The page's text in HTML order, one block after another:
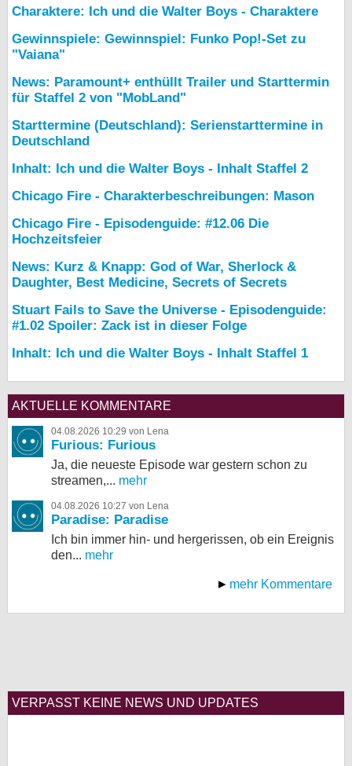
Charaktere: Ich und die Walter Boys - Charaktere
Gewinnspiele: Gewinnspiel: Funko Pop!-Set zu
"Vaiana"
News: Paramount+ enthüllt Trailer und Starttermin
für Staffel 2 von "MobLand"
Starttermine (Deutschland): Serienstarttermine in
Deutschland
Inhalt: Ich und die Walter Boys - Inhalt Staffel 2
Chicago Fire - Charakterbeschreibungen: Mason
Chicago Fire - Episodenguide: #12.06 Die
Hochzeitsfeier
News: Kurz & Knapp: God of War, Sherlock &
Daughter, Best Medicine, Secrets of Secrets
Stuart Fails to Save the Universe - Episodenguide:
#1.02 Spoiler: Zack ist in dieser Folge
Inhalt: Ich und die Walter Boys - Inhalt Staffel 1
AKTUELLE KOMMENTARE
04.08.2026 10:29 von Lena
Furious: Furious
Ja, die neueste Episode war gestern schon zu
streamen,... mehr
04.08.2026 10:27 von Lena
Paradise: Paradise
Ich bin immer hin- und hergerissen, ob ein Ereignis
den... mehr
mehr Kommentare
VERPASST KEINE NEWS UND UPDATES